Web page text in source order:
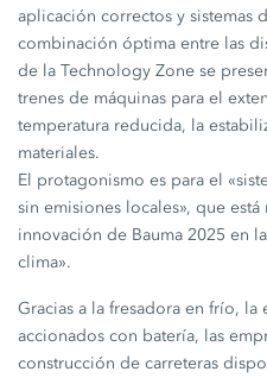
aplicación correctos y sistemas
combinación óptima entre las
de la Technology Zone se
trenes de máquinas para el
temperatura reducida, la
materiales.
El protagonismo es para el
sin emisiones locales», que
innovación de Bauma 2025 en
clima».
Gracias a la fresadora en frío,
accionados con batería, las
construcción de carreteras